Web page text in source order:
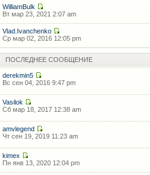
WilliamBulk
Вт мар 23, 2021 2:07 am
Vlad.Ivanchenko
Ср мар 02, 2016 12:05 pm
ПОСЛЕДНЕЕ СООБЩЕНИЕ
derekmin5
Вс сен 04, 2016 9:47 pm
Vasilok
Сб мар 18, 2017 12:38 am
amvlegend
Чт сен 19, 2019 11:23 am
kimex
Пн янв 13, 2020 12:04 pm